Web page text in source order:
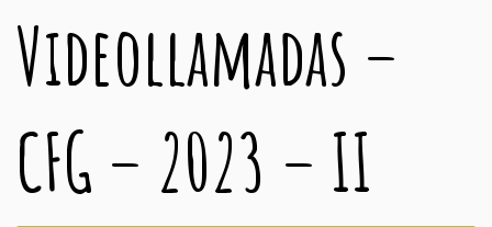
Videollamadas –
CFG – 2023 – II